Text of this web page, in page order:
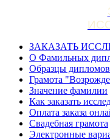
ЗАКАЗАТЬ
О Фамильных
Образцы дипломов
Грамота
Значение фамилии
Как заказать
Оплата заказа
Свадебная грамота
Электронные